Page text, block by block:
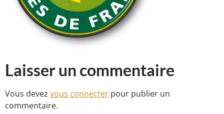
Laisser un commentaire
Vous devez vous connecter pour publier un
commentaire.